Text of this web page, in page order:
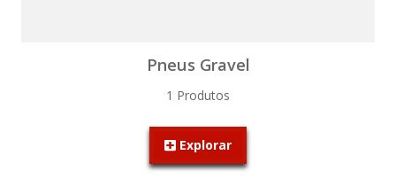
Pneus Gravel
1 Produtos
Explorar